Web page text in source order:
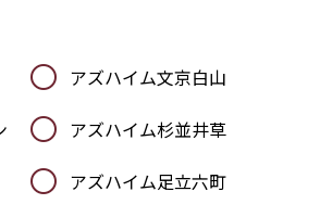
アズハイム文京白山
アズハイム杉並井草
アズハイム足立六町